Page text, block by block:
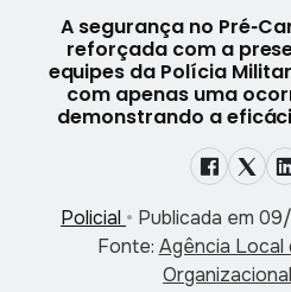
A segurança no
reforçada com a
equipes da Polícia
com apenas uma
demonstrando a
Policial • Publicada em
Fonte: Agência Local